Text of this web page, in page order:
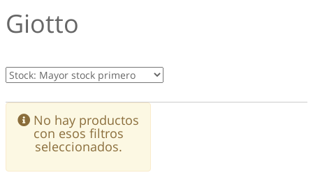
Giotto
No hay productos
con esos filtros
seleccionados.